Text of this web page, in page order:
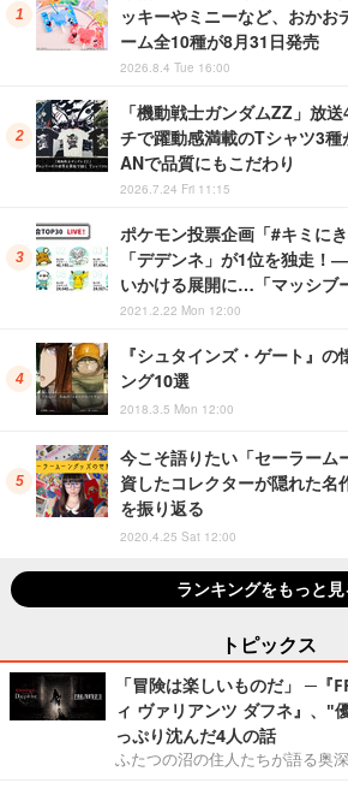
ッキーやミニーなど、おかお
ーム全10種が8月31日発売
2026.8.4 Tue 16:00
「機動戦士ガンダムZZ」放
チで躍動感満載のTシャツ3
ANで品質にもこだわり
2026.7.24 Fri 11:15
ポケモン投票企画「#キミに
「デデンネ」が1位を独走！
いかける展開に…「マッシブ
2021.2.22 Mon 12:00
『シュタインズ・ゲート』
ング10選
2018.3.5 Mon 12:00
今こそ語りたい「セーラーム
資したコレクターが隠れた名
を振り返る
2020.4.25 Sat 12:00
ランキングをもっと見
トピックス
「冒険は楽しいものだ」 ─『
ィ ヴァリアンツ ダフネ』、"
っぷり沈んだ4人の話
ふたつの沼の住人たちが語る奥深